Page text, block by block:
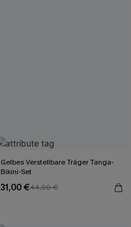
Gelbes Verstellbare Träger Tanga-
Bikini-Set
31,00 €44,00 €